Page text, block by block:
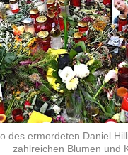
des ermordeten Daniel
zahlreichen Blumen und